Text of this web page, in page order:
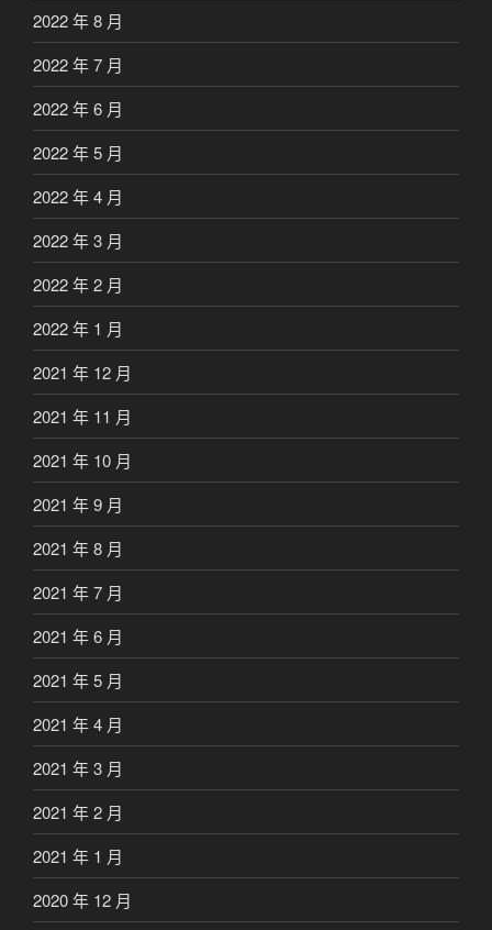
2022 年 8 月
2022 年 7 月
2022 年 6 月
2022 年 5 月
2022 年 4 月
2022 年 3 月
2022 年 2 月
2022 年 1 月
2021 年 12 月
2021 年 11 月
2021 年 10 月
2021 年 9 月
2021 年 8 月
2021 年 7 月
2021 年 6 月
2021 年 5 月
2021 年 4 月
2021 年 3 月
2021 年 2 月
2021 年 1 月
2020 年 12 月